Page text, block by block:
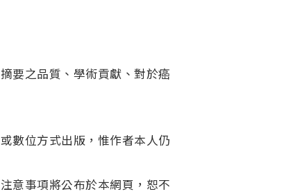
要之品質、學術貢獻、對於癌
數位方式出版，惟作者本人仍
意事項將公布於本網頁，恕不